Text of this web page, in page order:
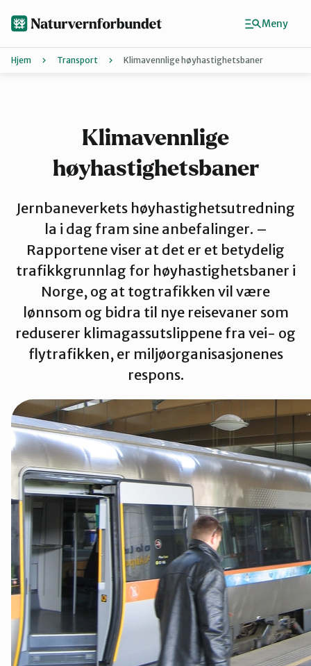
Finn ditt lokallag
Støtt oss
Buskerud
Finnmark
Hordaland
Innlandet
Møre og Romsdal
Nordland
Oslo og Akershus
Sogn og Fjordane
Trøndelag
Hjem Transport Klimavennlige høyhastighetsbaner
Klimavennlige
høyhastighetsbaner
Jernbaneverkets høyhastighetsutredning
la i dag fram sine anbefalinger. –
Rapportene viser at det er et betydelig
trafikkgrunnlag for høyhastighetsbaner i
Norge, og at togtrafikken vil være
lønnsom og bidra til nye reisevaner som
reduserer klimagassutslippene fra vei- og
flytrafikken, er miljøorganisasjonenes
respons.